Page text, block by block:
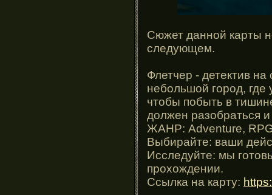
Сюжет данной карты
следующем.
Флетчер - детектив
небольшой город, где
чтобы побыть в
должен разобраться
ЖАНР: Adventure,
Выбирайте: ваши
Исследуйте: мы
прохождении.
Ссылка на карту: